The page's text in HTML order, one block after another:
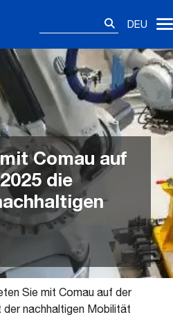
DEU
Comau auf
die
Sie mit Comau auf der
nachhaltigen Mobilität